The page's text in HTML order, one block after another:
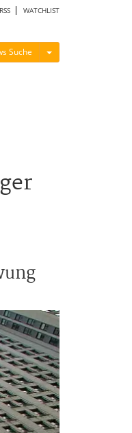
RSS WATCHLIST
Suche Menü ein-/ausblenden